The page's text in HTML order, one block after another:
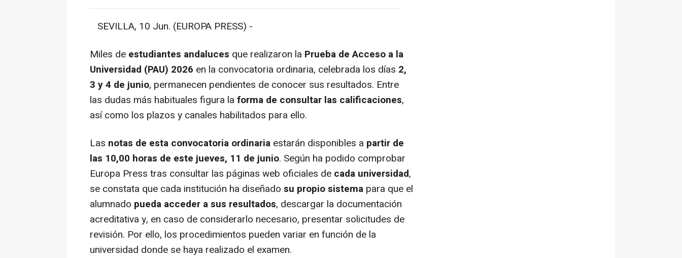
SEVILLA, 10 Jun. (EUROPA PRESS) -
Miles de estudiantes andaluces que realizaron la Prueba de Acceso a la
Universidad (PAU) 2026 en la convocatoria ordinaria, celebrada los días 2,
3 y 4 de junio, permanecen pendientes de conocer sus resultados. Entre
las dudas más habituales figura la forma de consultar las calificaciones,
así como los plazos y canales habilitados para ello.
Las notas de esta convocatoria ordinaria estarán disponibles a partir de
las 10,00 horas de este jueves, 11 de junio. Según ha podido comprobar
Europa Press tras consultar las páginas web oficiales de cada universidad,
se constata que cada institución ha diseñado su propio sistema para que el
alumnado pueda acceder a sus resultados, descargar la documentación
acreditativa y, en caso de considerarlo necesario, presentar solicitudes de
revisión. Por ello, los procedimientos pueden variar en función de la
universidad donde se haya realizado el examen.